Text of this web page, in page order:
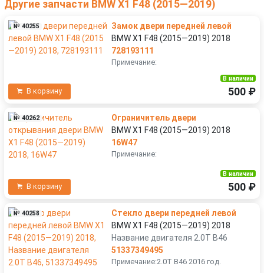
Другие запчасти BMW X1 F48 (2015—2019)
№ 40255
Замок двери передней левой
BMW X1 F48 (2015—2019) 2018
728193111
Примечание:
В корзину
В наличии
500 ₽
№ 40262
Ограничитель двери
BMW X1 F48 (2015—2019) 2018
16W47
Примечание:
В корзину
В наличии
500 ₽
№ 40258
Стекло двери передней левой
BMW X1 F48 (2015—2019) 2018
Название двигателя 2.0T B46
51337349495
Примечание:2.0T B46 2016 год.